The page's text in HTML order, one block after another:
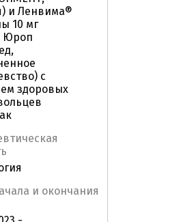
и Ленвима®
10 мг
Юроп
с
здоровых
и окончания